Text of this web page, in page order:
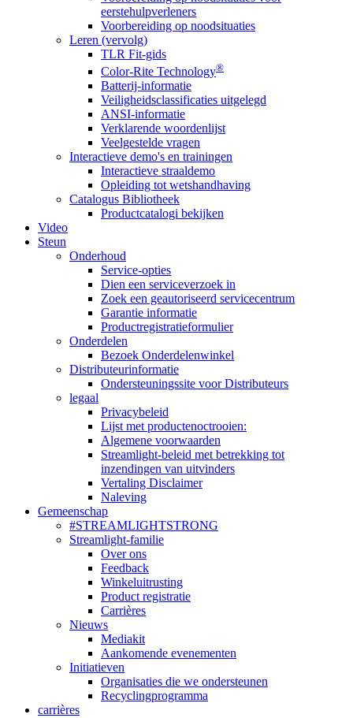
eerstehulpverleners
Voorbereiding op noodsituaties
Leren (vervolg)
TLR Fit-gids
Color-Rite Technology®
Batterij-informatie
Veiligheidsclassificaties uitgelegd
ANSI-informatie
Verklarende woordenlijst
Veelgestelde vragen
Interactieve demo's en trainingen
Interactieve straaldemo
Opleiding tot wetshandhaving
Catalogus Bibliotheek
Productcatalogi bekijken
Video
Steun
Onderhoud
Service-opties
Dien een serviceverzoek in
Zoek een geautoriseerd servicecentrum
Garantie informatie
Productregistratieformulier
Onderdelen
Bezoek Onderdelenwinkel
Distributeurinformatie
Ondersteuningssite voor Distributeurs
legaal
Privacybeleid
Lijst met productenoctrooien:
Algemene voorwaarden
Streamlight-beleid met betrekking tot
inzendingen van uitvinders
Vertaling Disclaimer
Naleving
Gemeenschap
#STREAMLIGHTSTRONG
Streamlight-familie
Over ons
Feedback
Winkeluitrusting
Product registratie
Carrières
Nieuws
Mediakit
Aankomende evenementen
Initiatieven
Organisaties die we ondersteunen
Recyclingprogramma
carrières